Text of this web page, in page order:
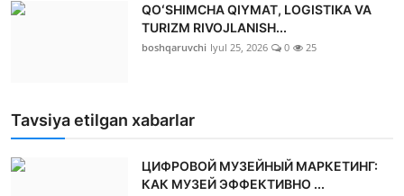
QOʻSHIMCHA QIYMAT, LOGISTIKA VA
TURIZM RIVOJLANISH...
boshqaruvchi Iyul 25, 2026 0 25
Tavsiya etilgan xabarlar
ЦИФРОВОЙ МУЗЕЙНЫЙ МАРКЕТИНГ:
КАК МУЗЕЙ ЭФФЕКТИВНО ...